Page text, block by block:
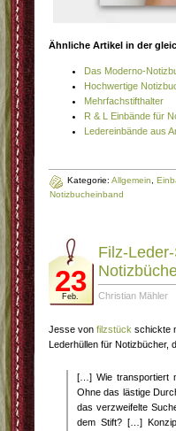
Ähnliche Artikel in der
Das Moderno-
Hochwertige
Mehrfachstifthalter
R & L Einbände für
Ledereinbände aus
Kategorie: Allgemein
Notizbucheinband
23
Feb.
Filz-
Christian Mähler
Jesse vonfilzstück schickte
Lederhüllen für Notizbücher,
[…] Wie transportiert
Ohne das lästige
das verzweifelte
dem Stift? […]